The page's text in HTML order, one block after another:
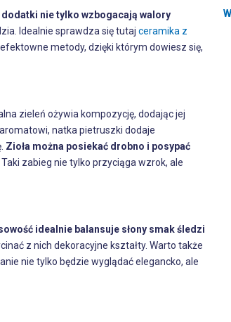
nie tylko wzbogacają walory
Idealnie sprawdza się tutaj ceramika z
metody, dzięki którym dowiesz się,
zieleń ożywia kompozycję, dodając jej
natka pietruszki dodaje
Zioła można posiekać drobno i posypać
zabieg nie tylko przyciąga wzrok, ale
idealnie balansuje słony smak śledzi
z nich dekoracyjne kształty. Warto także
nie tylko będzie wyglądać elegancko, ale